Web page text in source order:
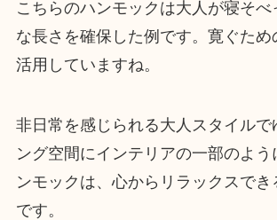
こちらのハンモックは大人が寝そべ
な長さを確保した例です。寛ぐため
活用していますね。
非日常を感じられる大人スタイルで
ング空間にインテリアの一部のよう
ンモックは、心からリラックスで
です。